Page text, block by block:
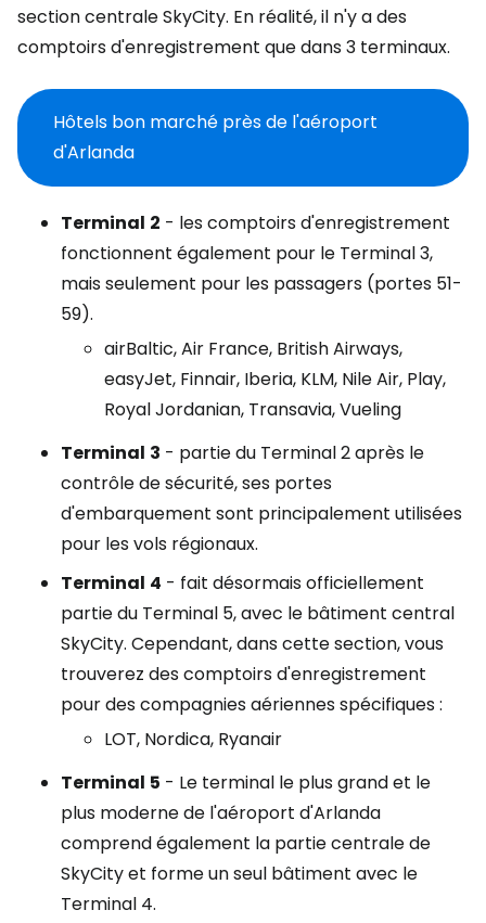
section centrale SkyCity. En réalité, il n'y a des
comptoirs d'enregistrement que dans 3 terminaux.
Hôtels bon marché près de l'aéroport
d'Arlanda
Terminal 2 - les comptoirs d'enregistrement
fonctionnent également pour le Terminal 3,
mais seulement pour les passagers (portes 51-
59).
airBaltic, Air France, British Airways,
easyJet, Finnair, Iberia, KLM, Nile Air, Play,
Royal Jordanian, Transavia, Vueling
Terminal 3 - partie du Terminal 2 après le
contrôle de sécurité, ses portes
d'embarquement sont principalement utilisées
pour les vols régionaux.
Terminal 4 - fait désormais officiellement
partie du Terminal 5, avec le bâtiment central
SkyCity. Cependant, dans cette section, vous
trouverez des comptoirs d'enregistrement
pour des compagnies aériennes spécifiques :
LOT, Nordica, Ryanair
Terminal 5 - Le terminal le plus grand et le
plus moderne de l'aéroport d'Arlanda
comprend également la partie centrale de
SkyCity et forme un seul bâtiment avec le
Terminal 4.